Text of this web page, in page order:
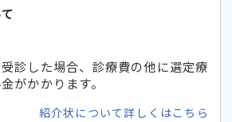
診した場合、診療費の他に選定療
がかかります。
紹介状について詳しくはこちら